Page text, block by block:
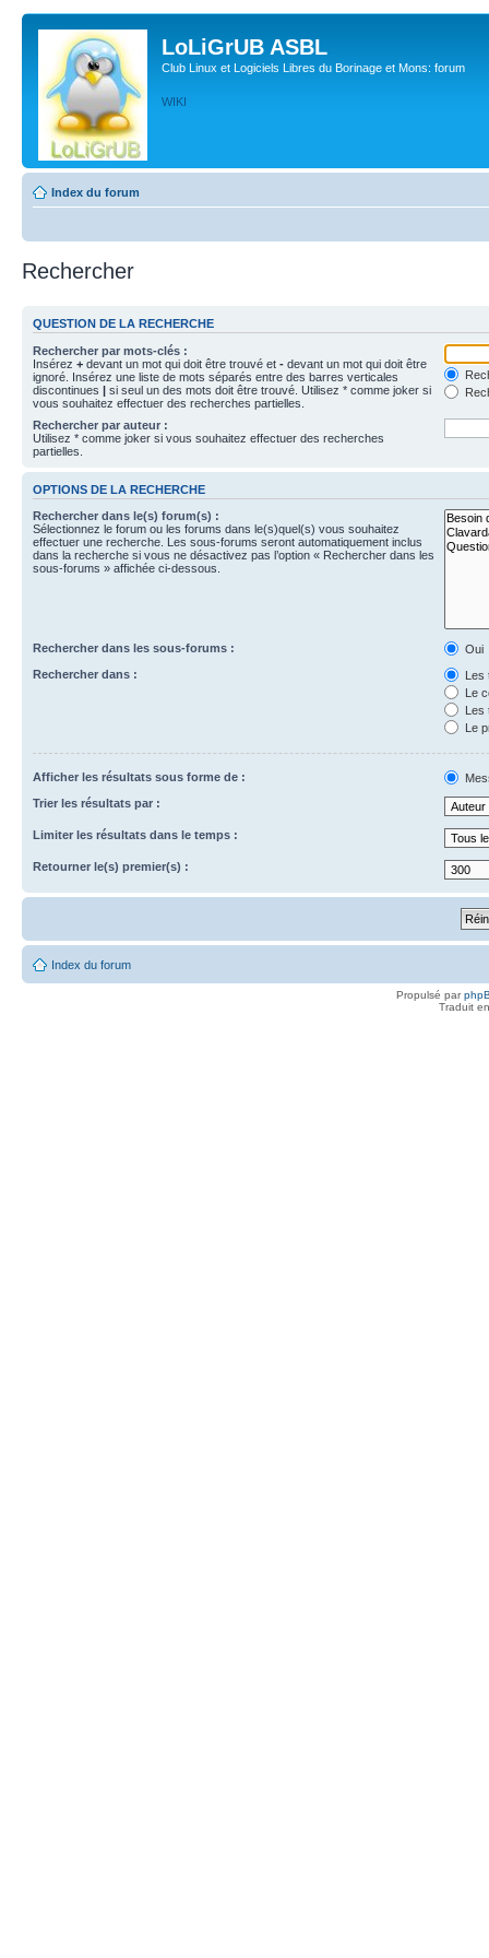
LoLiGrUB ASBL
Club Linux et Logiciels Libres du Borinage et Mons: forum
WIKI
Index du forum
Rechercher
QUESTION DE LA RECHERCHE
Rechercher par mots-clés :
Insérez + devant un mot qui doit être trouvé et - devant un mot qui doit être
ignoré. Insérez une liste de mots séparés entre des barres verticales
discontinues | si seul un des mots doit être trouvé. Utilisez * comme joker si
vous souhaitez effectuer des recherches partielles.
Rechercher par auteur :
Utilisez * comme joker si vous souhaitez effectuer des recherches
partielles.
OPTIONS DE LA RECHERCHE
Rechercher dans le(s) forum(s) :
Sélectionnez le forum ou les forums dans le(s)quel(s) vous souhaitez
effectuer une recherche. Les sous-forums seront automatiquement inclus
dans la recherche si vous ne désactivez pas l’option « Rechercher dans les
sous-forums » affichée ci-dessous.
Rechercher dans les sous-forums :
Oui
Rechercher dans :
Les
Le
Les
Le
Afficher les résultats sous forme de :
Trier les résultats par :
Limiter les résultats dans le temps :
Retourner le(s) premier(s) :
Index du forum
Propulsé par
Traduit